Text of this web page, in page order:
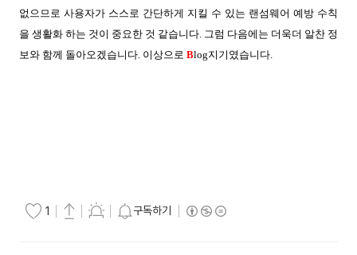
없으므로 사용자가 스스로 간단하게 지킬 수 있는 랜섬웨어 예방 수칙
을 생활화 하는 것이 중요한 것 같습니다. 그럼 다음에는 더욱더 알찬 정
보와 함께 돌아오겠습니다. 이상으로 Blog지기였습니다.
1 구독하기